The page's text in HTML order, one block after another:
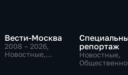
Вести-Москва
2008 – 2026,
Новостные,
репортаж
Новостные,